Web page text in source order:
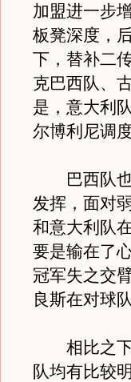
加盟进一步
板凳深度，
下，替补二
克巴西队、
是，意大利
尔博利尼调
巴西队也
发挥，面对
和意大利队
要是输在了
冠军失之交
良斯在对球
相比之下
队均有比较